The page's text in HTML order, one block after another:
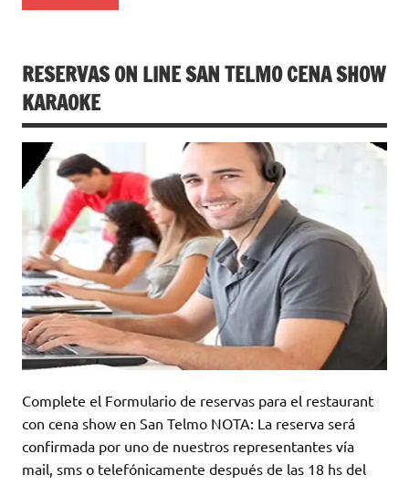
RESERVAS ON LINE SAN TELMO CENA SHOW
KARAOKE
Complete el Formulario de reservas para el restaurant
con cena show en San Telmo NOTA: La reserva será
confirmada por uno de nuestros representantes vía
mail, sms o telefónicamente después de las 18 hs del